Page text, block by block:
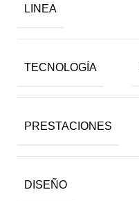
LINEA
TECNOLOGÍA
PRESTACIONES
DISEÑO